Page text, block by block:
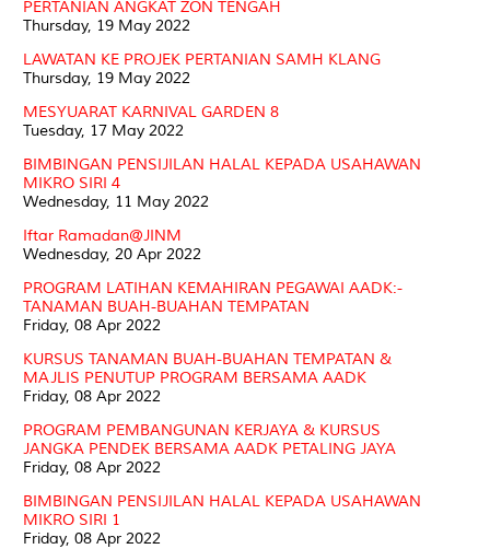
PERTANIAN ANGKAT ZON TENGAH
Thursday, 19 May 2022
LAWATAN KE PROJEK PERTANIAN SAMH KLANG
Thursday, 19 May 2022
MESYUARAT KARNIVAL GARDEN 8
Tuesday, 17 May 2022
BIMBINGAN PENSIJILAN HALAL KEPADA USAHAWAN
MIKRO SIRI 4
Wednesday, 11 May 2022
Iftar Ramadan@JINM
Wednesday, 20 Apr 2022
PROGRAM LATIHAN KEMAHIRAN PEGAWAI AADK:-
TANAMAN BUAH-BUAHAN TEMPATAN
Friday, 08 Apr 2022
KURSUS TANAMAN BUAH-BUAHAN TEMPATAN &
MAJLIS PENUTUP PROGRAM BERSAMA AADK
Friday, 08 Apr 2022
PROGRAM PEMBANGUNAN KERJAYA & KURSUS
JANGKA PENDEK BERSAMA AADK PETALING JAYA
Friday, 08 Apr 2022
BIMBINGAN PENSIJILAN HALAL KEPADA USAHAWAN
MIKRO SIRI 1
Friday, 08 Apr 2022